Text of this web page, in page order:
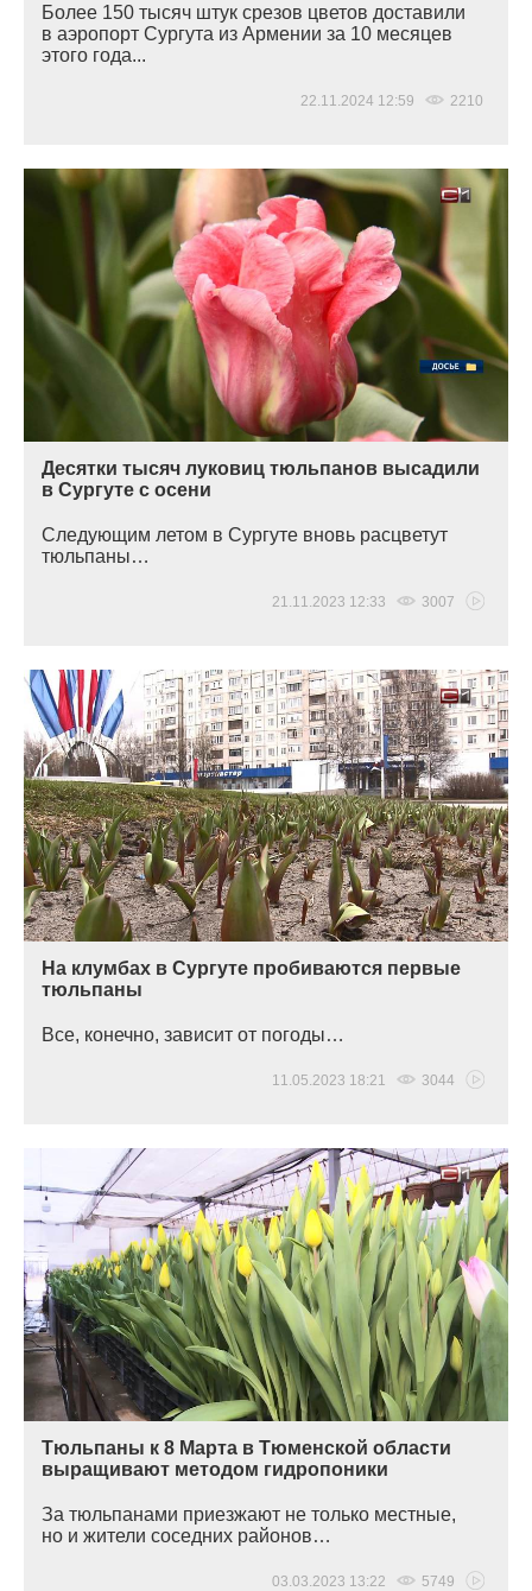
Более 150 тысяч штук срезов цветов доставили
в аэропорт Сургута из Армении за 10 месяцев
этого года...
22.11.2024 12:59 2210
Десятки тысяч луковиц тюльпанов высадили
в Сургуте с осени
Следующим летом в Сургуте вновь расцветут
тюльпаны…
21.11.2023 12:33 3007
На клумбах в Сургуте пробиваются первые
тюльпаны
Все, конечно, зависит от погоды…
11.05.2023 18:21 3044
Тюльпаны к 8 Марта в Тюменской области
выращивают методом гидропоники
За тюльпанами приезжают не только местные,
но и жители соседних районов…
03.03.2023 13:22 5749